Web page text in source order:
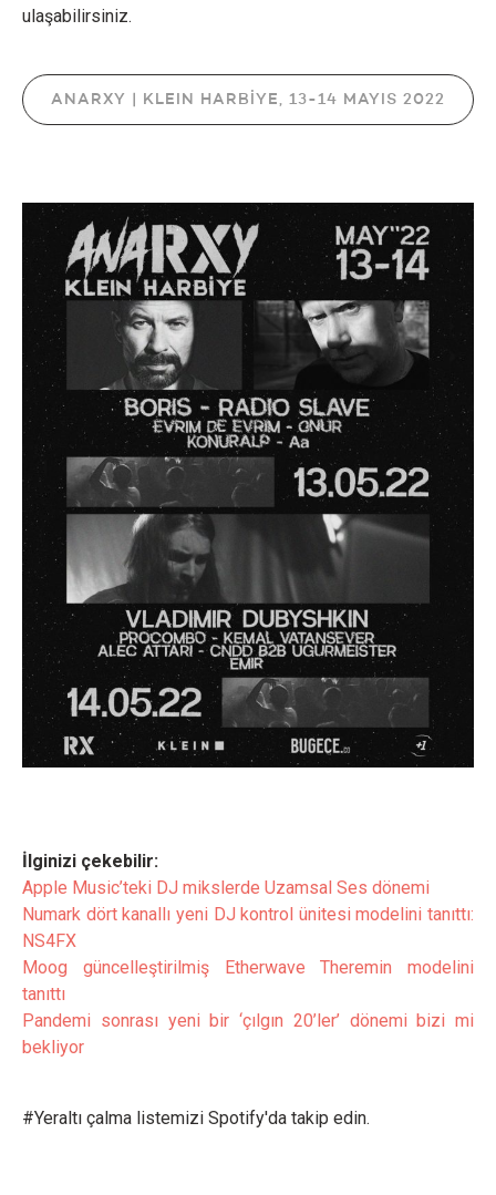
ulaşabilirsiniz.
ANARXY | KLEIN HARBİYE, 13-14 MAYIS 2022
İlginizi çekebilir:
Apple Music’teki DJ mikslerde Uzamsal Ses dönemi
Numark dört kanallı yeni DJ kontrol ünitesi modelini tanıttı:
NS4FX
Moog güncelleştirilmiş Etherwave Theremin modelini
tanıttı
Pandemi sonrası yeni bir ‘çılgın 20’ler’ dönemi bizi mi
bekliyor
#Yeraltı çalma listemizi Spotify'da takip edin.